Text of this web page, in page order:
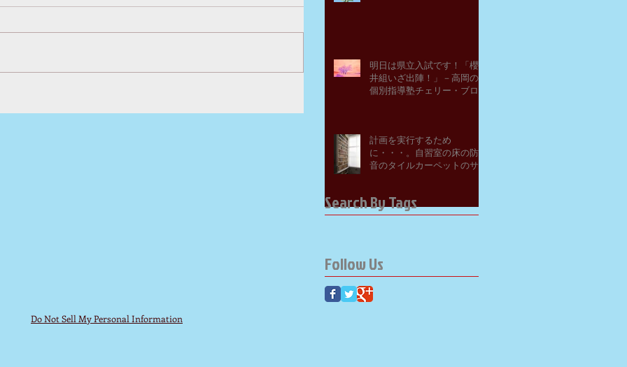
明日は県立入試です！「櫻
井組いざ出陣！」－高岡の
個別指導塾チェリー・ブロ
計画を実行するため
に・・・。自習室の床の防
音のタイルカーペットのサ
塾チェリー・ブロッサム
Search By Tags
Follow Us
Do Not Sell My Personal Information